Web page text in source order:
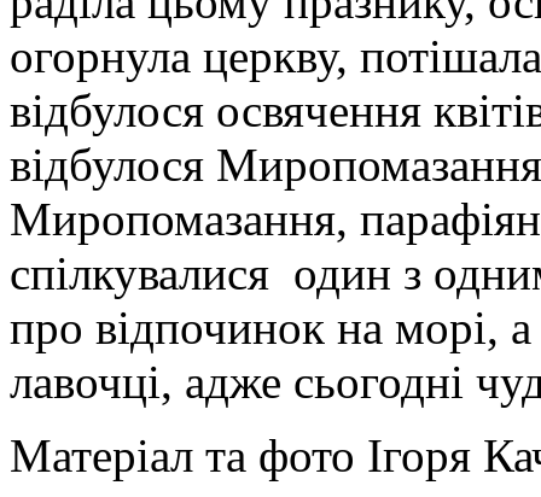
огорнула церкву,
відбулося освячення
відбулося
Миропомазання,
спілкувалися один з
про відпочинок на морі,
лавочці, адже сьогодні
Матеріал та фото Ігоря